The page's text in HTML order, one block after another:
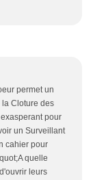
permet un
Cloture des
pour
un Surveillant
cahier pour
quelle
leurs